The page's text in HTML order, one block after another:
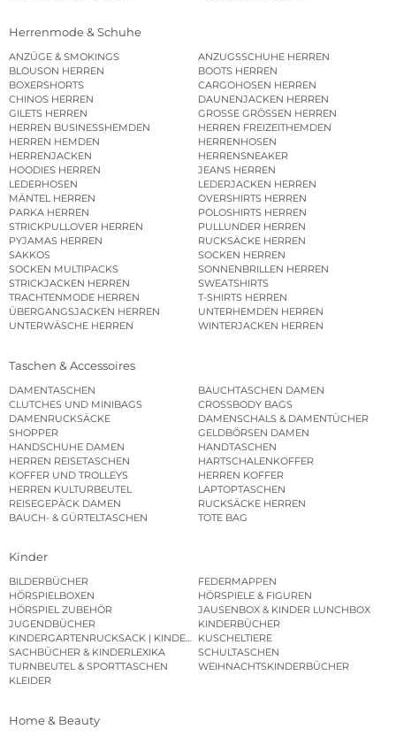
Herrenmode & Schuhe
ANZÜGE & SMOKINGS
ANZUGSSCHUHE HERREN
BLOUSON HERREN
BOOTS HERREN
BOXERSHORTS
CARGOHOSEN HERREN
CHINOS HERREN
DAUNENJACKEN HERREN
GILETS HERREN
GROSSE GRÖSSEN HERREN
HERREN BUSINESSHEMDEN
HERREN FREIZEITHEMDEN
HERREN HEMDEN
HERRENHOSEN
HERRENJACKEN
HERRENSNEAKER
HOODIES HERREN
JEANS HERREN
LEDERHOSEN
LEDERJACKEN HERREN
MÄNTEL HERREN
OVERSHIRTS HERREN
PARKA HERREN
POLOSHIRTS HERREN
STRICKPULLOVER HERREN
PULLUNDER HERREN
PYJAMAS HERREN
RUCKSÄCKE HERREN
SAKKOS
SOCKEN HERREN
SOCKEN MULTIPACKS
SONNENBRILLEN HERREN
STRICKJACKEN HERREN
SWEATSHIRTS
TRACHTENMODE HERREN
T-SHIRTS HERREN
ÜBERGANGSJACKEN HERREN
UNTERHEMDEN HERREN
UNTERWÄSCHE HERREN
WINTERJACKEN HERREN
Taschen & Accessoires
DAMENTASCHEN
BAUCHTASCHEN DAMEN
CLUTCHES UND MINIBAGS
CROSSBODY BAGS
DAMENRUCKSÄCKE
DAMENSCHALS & DAMENTÜCHER
SHOPPER
GELDBÖRSEN DAMEN
HANDSCHUHE DAMEN
HANDTASCHEN
HERREN REISETASCHEN
HARTSCHALENKOFFER
KOFFER UND TROLLEYS
HERREN KOFFER
HERREN KULTURBEUTEL
LAPTOPTASCHEN
REISEGEPÄCK DAMEN
RUCKSÄCKE HERREN
BAUCH- & GÜRTELTASCHEN
TOTE BAG
Kinder
BILDERBÜCHER
FEDERMAPPEN
HÖRSPIELBOXEN
HÖRSPIELE & FIGUREN
HÖRSPIEL ZUBEHÖR
JAUSENBOX & KINDER LUNCHBOX
JUGENDBÜCHER
KINDERBÜCHER
KINDERGARTENRUCKSACK | KINDERGARTENBEUTEL
KUSCHELTIERE
SACHBÜCHER & KINDERLEXIKA
SCHULTASCHEN
TURNBEUTEL & SPORTTASCHEN
WEIHNACHTSKINDERBÜCHER
KLEIDER
Home & Beauty